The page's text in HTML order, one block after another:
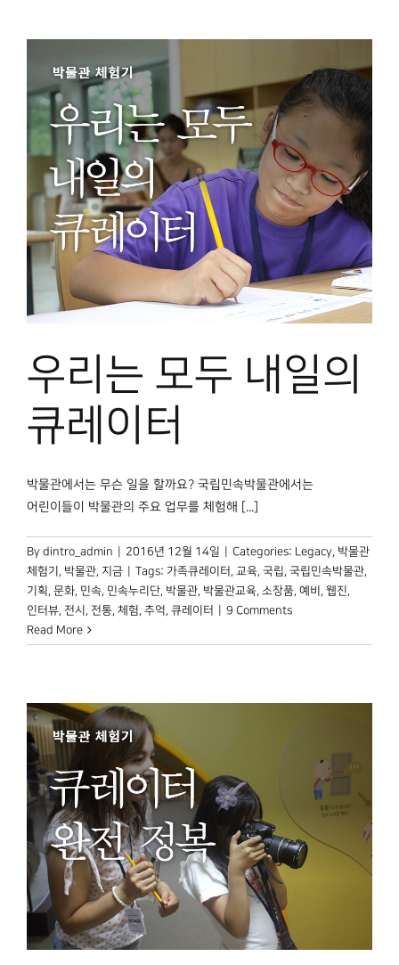
우리는 모두 내일의
큐레이터
박물관에서는 무슨 일을 할까요? 국립민속박물관에서는
어린이들이 박물관의 주요 업무를 체험해 [...]
By dintro_admin 2016년 12월 14일 Categories: Legacy, 박물관
체험기 , 박물관, 지금 Tags: 가족큐레이터 , 교육, 국립, 국립민속박물관,
기획, 문화, 민속, 민속누리단, 박물관, 박물관교육, 소장품, 예비 , 웹진,
인터뷰, 전시 , 전통, 체험, 추억, 큐레이터
9 Comments
Read More